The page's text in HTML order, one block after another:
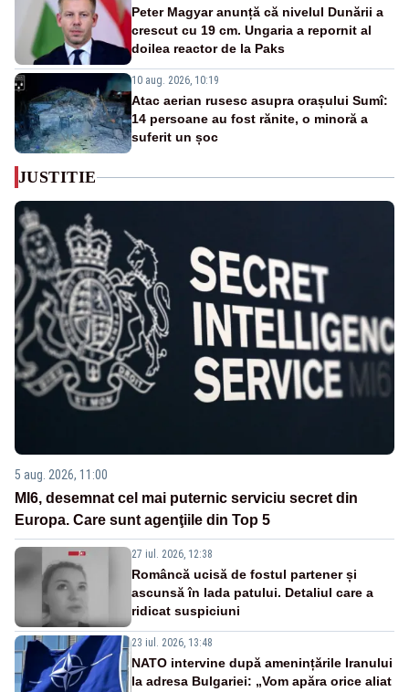
Peter Magyar anunță că nivelul Dunării a
crescut cu 19 cm. Ungaria a repornit al
doilea reactor de la Paks
10 aug. 2026, 10:19
Atac aerian rusesc asupra orașului Sumî:
14 persoane au fost rănite, o minoră a
suferit un șoc
JUSTITIE
5 aug. 2026, 11:00
MI6, desemnat cel mai puternic serviciu secret din
Europa. Care sunt agenţiile din Top 5
27 iul. 2026, 12:38
Româncă ucisă de fostul partener și
ascunsă în lada patului. Detaliul care a
ridicat suspiciuni
23 iul. 2026, 13:48
NATO intervine după amenințările Iranului
la adresa Bulgariei: „Vom apăra orice aliat